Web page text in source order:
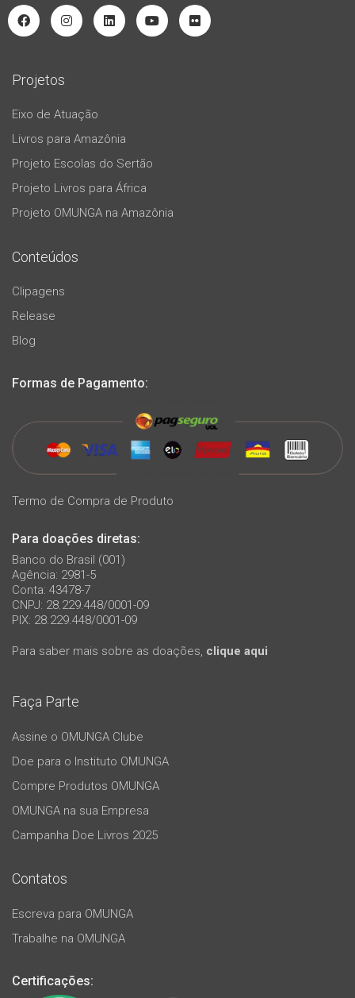
Projetos
Eixo de Atuação
Livros para Amazônia
Projeto Escolas do Sertão
Projeto Livros para África
Projeto OMUNGA na Amazônia
Conteúdos
Clipagens
Release
Blog
Formas de Pagamento:
Termo de Compra de Produto
Para doações diretas:
Banco do Brasil (001)
Agência: 2981-5
Conta: 43478-7
CNPJ: 28.229.448/0001-09
PIX: 28.229.448/0001-09
Para saber mais sobre as doações, clique aqui
Faça Parte
Assine o OMUNGA Clube
Doe para o Instituto OMUNGA
Compre Produtos OMUNGA
OMUNGA na sua Empresa
Campanha Doe Livros 2025
Contatos
Escreva para OMUNGA
Trabalhe na OMUNGA
Certificações: